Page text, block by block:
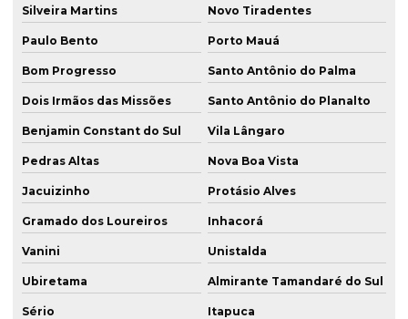
Silveira Martins Novo Tiradentes
Paulo Bento Porto Mauá
Bom Progresso Santo Antônio do Palma
Dois Irmãos das Missões Santo Antônio do Planalto
Benjamin Constant do Sul Vila Lângaro
Pedras Altas Nova Boa Vista
Jacuizinho Protásio Alves
Gramado dos Loureiros Inhacorá
Vanini Unistalda
Ubiretama Almirante Tamandaré do Sul
Sério Itapuca